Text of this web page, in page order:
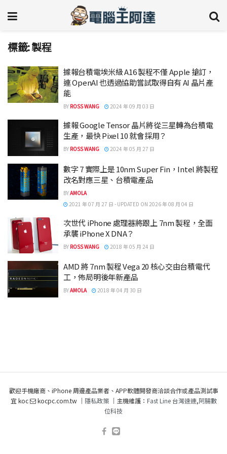
標籤:製程
據報台積電埃米級 A16 製程不僅 Apple 搶訂，
連 OpenAI 也透過協助嘗試取得自有 AI 晶片產
能
BY ROSS WANG 2024 年 09 月 03 日
據報 Google Tensor 晶片將從三星轉為台積電
生產，最快 Pixel 10 就會採用？
BY ROSS WANG 2024 年 05 月 27 日
數字 7 實際上是 10nm Super Fin，Intel 將製程
改名對應三星、台積電產品
BYAMOLA
2021 年 07 月 27 日 - UPDATED ON 2026 年 08 月 04 日
次世代 iPhone 處理器將跟上 7nm 製程，全面
承襲 iPhone X DNA？
BY ROSS WANG 2018 年 05 月 24 日
AMD 將 7nm 製程 Vega 20 核心交由台積電代
工，佈局明後年新產品
BYAMOLA 2018 年 04 月 30 日
歡迎手機廠商、iPhone 周邊產品業者、APP軟體開發商洽談合作或產品測試事
宜 koc
kocpc.com.tw ｜ 隱私政策｜主機維護： Fast Line 台灣速連,阿腸數
位科技